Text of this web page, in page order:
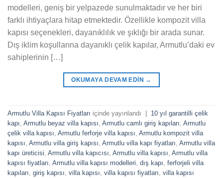
modelleri, geniş bir yelpazede sunulmaktadır ve her biri
farklı ihtiyaçlara hitap etmektedir. Özellikle kompozit villa
kapısı seçenekleri, dayanıklılık ve şıklığı bir arada sunar.
Dış iklim koşullarına dayanıklı çelik kapılar, Armutlu’daki ev
sahiplerinin […]
OKUMAYA DEVAM EDIN →
Armutlu Villa Kapısı Fiyatları içinde yayınlandı
10 yıl garantilli çelik
kapı Armutlu beyaz villa kapısı Armutlu camlı giriş kapıları Armutlu
çelik villa kapısı Armutlu ferforje villa kapısı Armutlu kompozit villa
kapısı Armutlu villa giriş kapısı Armutlu villa kapı fiyatları Armutlu villa
kapı üreticisi Armutlu villa kapıcısı Armutlu villa kapısı Armutlu villa
kapısı fiyatları Armutlu villa kapısı modelleri dış kapı ferforjeli villa
kapıları giriş kapısı villa kapısı villa kapısı fiyatları villa kapısı